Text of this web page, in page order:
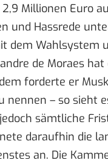
Millionen Euro
und Hassrede
dem Wahlsystem
de Moraes
forderte er
nennen – so sieht
sämtliche
daraufhin die
an. Die